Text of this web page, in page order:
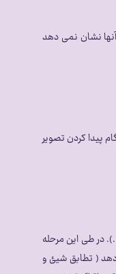
نشان نمی دهد
پیدا کردن تصویر
در طی این مرحله
( تطابق شیئ و